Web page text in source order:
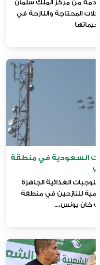
من مركز الملك سلمان
المحتاجة والنازحة في
السعودية في منطقة
للوجبات الغذائية الجاهزة
للنازحين في منطقة
خان يونس،...